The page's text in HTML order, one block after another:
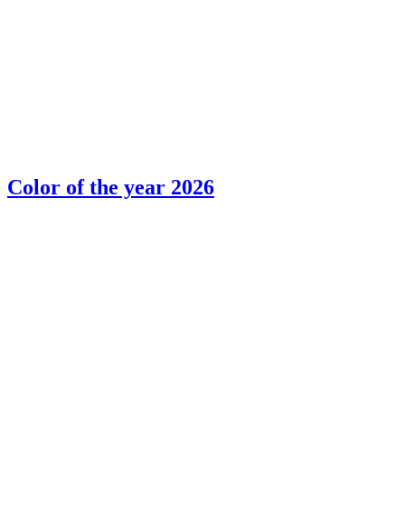
Color of the year 2026